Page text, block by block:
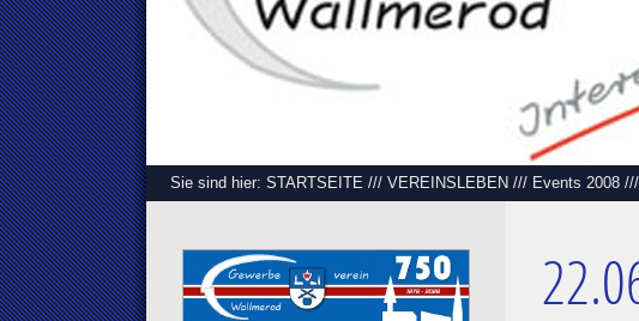
Sie sind hier: STARTSEITE /// VEREINSLEBEN /// Events 2008 ///